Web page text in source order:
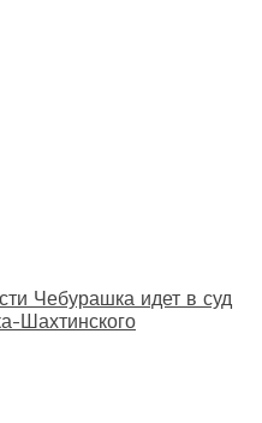
Чебурашка идет в суд
Шахтинского